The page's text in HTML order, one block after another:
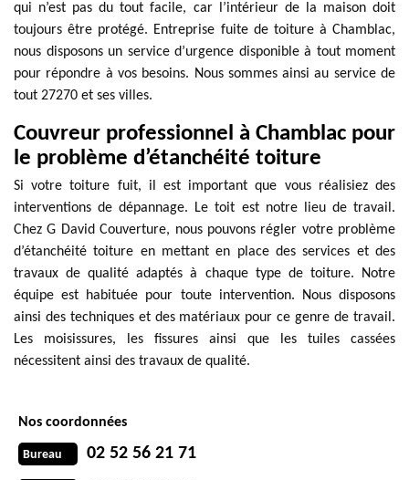
qui n’est pas du tout facile, car l’intérieur de la maison doit
toujours être protégé. Entreprise fuite de toiture à Chamblac,
nous disposons un service d’urgence disponible à tout moment
pour répondre à vos besoins. Nous sommes ainsi au service de
tout 27270 et ses villes.
Couvreur professionnel à Chamblac pour
le problème d’étanchéité toiture
Si votre toiture fuit, il est important que vous réalisiez des
interventions de dépannage. Le toit est notre lieu de travail.
Chez G David Couverture, nous pouvons régler votre problème
d’étanchéité toiture en mettant en place des services et des
travaux de qualité adaptés à chaque type de toiture. Notre
équipe est habituée pour toute intervention. Nous disposons
ainsi des techniques et des matériaux pour ce genre de travail.
Les moisissures, les fissures ainsi que les tuiles cassées
nécessitent ainsi des travaux de qualité.
Nos coordonnées
Bureau 02 52 56 21 71